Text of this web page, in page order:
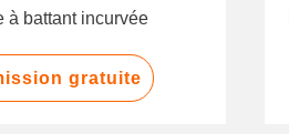
à battant incurvée
gratuite